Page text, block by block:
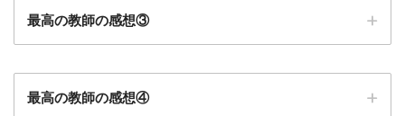
最高の教師の感想③
最高の教師の感想④